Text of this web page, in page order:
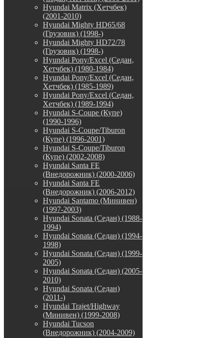
Hyundai Matrix (Хетчбек)
(2001-2010)
Hyundai Mighty HD65/68
(Грузовик) (1998-)
Hyundai Mighty HD72/78
(Грузовик) (1998-)
Hyundai Pony/Excel (Седан,
Хетчбек) (1980-1984)
Hyundai Pony/Excel (Седан,
Хетчбек) (1985-1989)
Hyundai Pony/Excel (Седан,
Хетчбек) (1989-1994)
Hyundai S-Coupe (Купе)
(1990-1996)
Hyundai S-Coupe/Tiburon
(Купе) (1996-2001)
Hyundai S-Coupe/Tiburon
(Купе) (2002-2008)
Hyundai Santa FE
(Внедорожник) (2000-2006)
Hyundai Santa FE
(Внедорожник) (2006-2012)
Hyundai Santamo (Минивен)
(1997-2003)
Hyundai Sonata (Седан) (1988-
1994)
Hyundai Sonata (Седан) (1994-
1998)
Hyundai Sonata (Седан) (1999-
2005)
Hyundai Sonata (Седан) (2005-
2010)
Hyundai Sonata (Седан)
(2011-)
Hyundai Trajet/Highway
(Минивен) (1999-2008)
Hyundai Tucson
(Внедорожник) (2004-2009)